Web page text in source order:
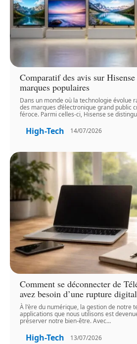
Comparatif des avis sur Hisense
marques populaires
Dans un monde où la technologie évolue
des marques d’électronique grand public
féroce. Parmi celles-ci, Hisense se
High-Tech 14/07/2026
Comment se déconnecter de
avez besoin d’une rupture
À l'ère du numérique, la gestion de notre
applications que nous utilisons est
préserver notre bien-être. Avec…
High-Tech 13/07/2026